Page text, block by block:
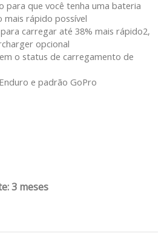
para que você tenha uma bateria
rápido possível
carregar até 38% mais rápido2,
opcional
o status de carregamento de
e padrão GoPro
3 meses